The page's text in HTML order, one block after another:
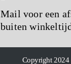
Mail voor een
buiten
Copyright 2024